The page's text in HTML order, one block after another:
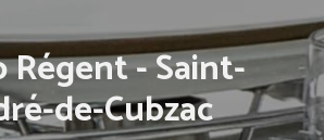
Régent - Saint-
de-Cubzac